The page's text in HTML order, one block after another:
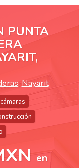
PUNTA
, Nayarit
en